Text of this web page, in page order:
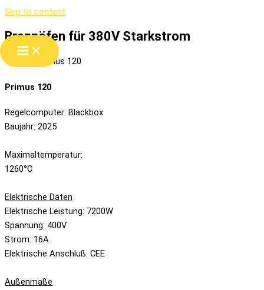
Skip to content
Brennöfen für 380V Starkstrom
Primus 120
Regelcomputer: Blackbox
Baujahr: 2025
Maximaltemperatur:
1260°C
Elektrische Daten
Elektrische Leistung: 7200W
Spannung: 400V
Strom: 16A
Elektrische Anschluß: CEE
Außenmaße